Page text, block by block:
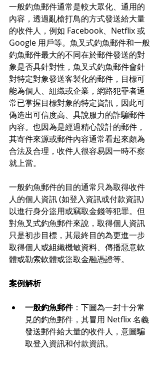
一般釣魚郵件通常是較大眾化、通用的
內容，透過亂槍打鳥的方式發送給大量
的收件人，例如 Facebook、Netflix 或
Google 用戶等。魚叉式釣魚郵件和一般
釣魚郵件最大的不同在於郵件發送的對
象是否具針對性，魚叉式釣魚郵件會針
對特定對象發送客製化的郵件，目標可
能為個人、組織或企業，網路犯罪者通
常已掌握目標對象的特定資訊，因此可
偽造出可信度高、具說服力的詐騙郵件
內容。也因為是經過精心設計的郵件，
其寄件來源或郵件內容通常看起來頗為
合法及合理，收件人很容易因一時不察
就上當。
一般釣魚郵件的目的通常只為取得收件
人的個人資訊 (如登入資訊或付款資訊)
以進行身分盜用或竊取金錢等犯罪。但
對魚叉式釣魚郵件來說，取得個人資訊
只是初步目標，其最終目的為更進一步
取得個人或組織機敏資料、傳播惡意軟
體或勒索軟體或盜取金融憑證等。
案例解析
一般釣魚郵件：下圖為一封十分常
見的釣魚郵件，其冒用 Netflix 名義
發送郵件給大量的收件人，意圖騙
取登入資訊和付款資訊。